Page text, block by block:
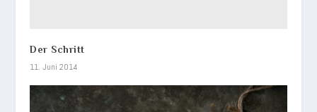
Der Schritt
11. Juni 2014